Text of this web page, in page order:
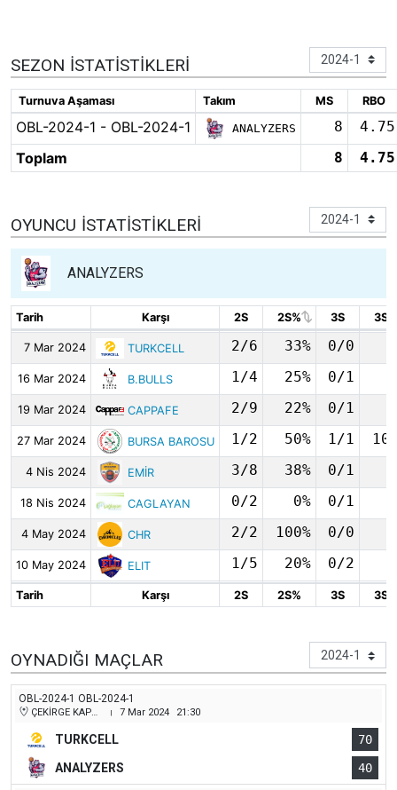
SEZON İSTATISTIKLERI
Turnuva Aşaması Takım MS RBO
OBL-2024-1 - OBL-2024-1 ANALYZERS 8 4.75
Toplam 8 4.75
OYUNCU İSTATISTIKLERI
ANALYZERS
Tarih Karşı 2S 2S% 3S
3S%
Tarih
Karşı 2S 2S% 3S
Tarih Karşı 2S 2S% 3S 3S%
7 Mar 2024 TURKCELL 2/6 33% 0/0
16 Mar 2024 B.BULLS 1/4 25% 0/1
19 Mar 2024 CAPPAFE 2/9 22% 0/1
27 Mar 2024 BURSA BAROSU 1/2 50% 1/1
4 Nis 2024 EMİR 3/8 38% 0/1
18 Nis 2024 CAGLAYAN 0/2 0% 0/1
4 May 2024 CHR 2/2 100% 0/0
10 May 2024 ELIT 1/5 20% 0/2
Tarih Karşı 2S 2S% 3S 3S%
Tarih Karşı
7 Mar 2024 TURKCELL
16 Mar 2024 B.BULLS
19 Mar 2024 CAPPAFE
27 Mar 2024 BURSA BAROSU
4 Nis 2024 EMİR
18 Nis 2024 CAGLAYAN
4 May 2024 CHR
10 May 2024 ELIT
Tarih Karşı
OYNADIĞI MAÇLAR
OBL-2024-1 OBL-2024-1
ÇEKİRGE KAPALI SPOR SALONU | 7 Mar 2024 21:30
TURKCELL
70
ANALYZERS
40